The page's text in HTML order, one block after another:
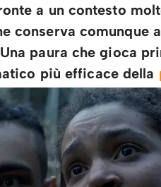
a un contesto
conserva comunque
paura che gioca
più efficace della